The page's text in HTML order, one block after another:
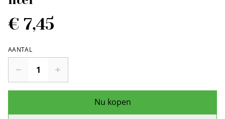
€ 7,45
AANTAL
Nu kopen